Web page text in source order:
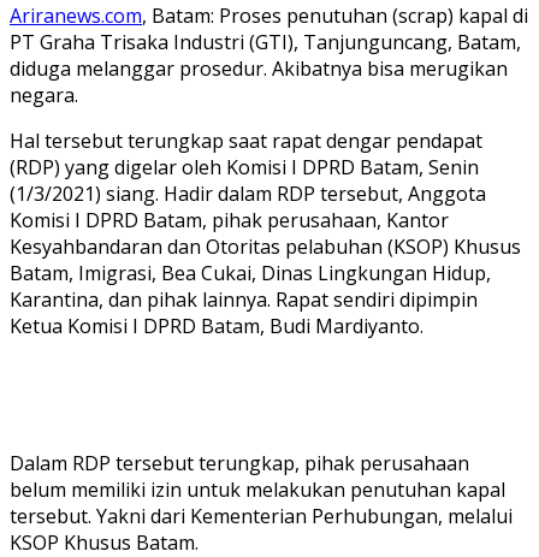
Ariranews.com, Batam: Proses penutuhan (scrap) kapal di
PT Graha Trisaka Industri (GTI), Tanjunguncang, Batam,
diduga melanggar prosedur. Akibatnya bisa merugikan
negara.
Hal tersebut terungkap saat rapat dengar pendapat
(RDP) yang digelar oleh Komisi I DPRD Batam, Senin
(1/3/2021) siang. Hadir dalam RDP tersebut, Anggota
Komisi I DPRD Batam, pihak perusahaan, Kantor
Kesyahbandaran dan Otoritas pelabuhan (KSOP) Khusus
Batam, Imigrasi, Bea Cukai, Dinas Lingkungan Hidup,
Karantina, dan pihak lainnya. Rapat sendiri dipimpin
Ketua Komisi I DPRD Batam, Budi Mardiyanto.
Dalam RDP tersebut terungkap, pihak perusahaan
belum memiliki izin untuk melakukan penutuhan kapal
tersebut. Yakni dari Kementerian Perhubungan, melalui
KSOP Khusus Batam.